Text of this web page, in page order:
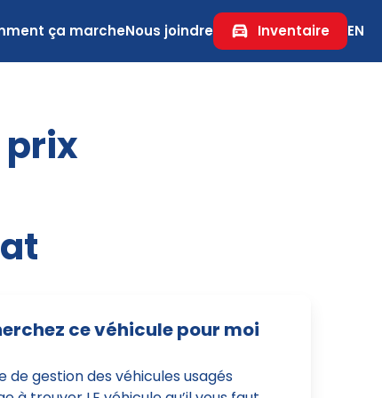
ça marcheNous joindre Inventaire EN
prix
ce véhicule pour moi
de gestion des véhicules usagés